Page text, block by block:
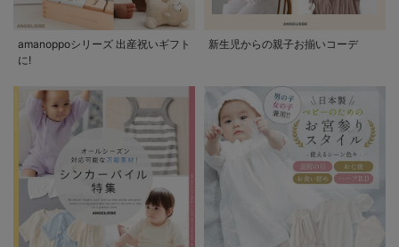
amanoppoシリーズ 出産祝いギフト
に!
新生児からの親子お揃いコーデ